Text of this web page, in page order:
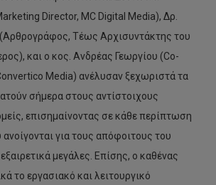
Director, MC Digital Media), Δρ.
Τέως Αρχισυντάκτης του
και ο κος. Ανδρέας Γεωργίου (Co-
Media) ανέλυσαν ξεχωριστά τα
σήμερα στους αντίστοιχους
επισημαίνοντας σε κάθε περίπτωση
ανοίγονται για τους απόφοιτους του
μεγάλες. Επίσης, ο καθένας
το εργασιακό και λειτουργικό